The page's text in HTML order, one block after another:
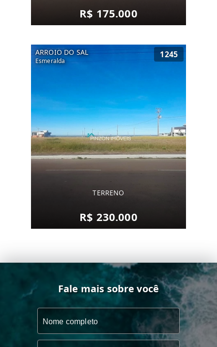
R$ 175.000
ARROIO DO SAL
Esmeralda
1245
TERRENO
R$ 230.000
Fale mais sobre você